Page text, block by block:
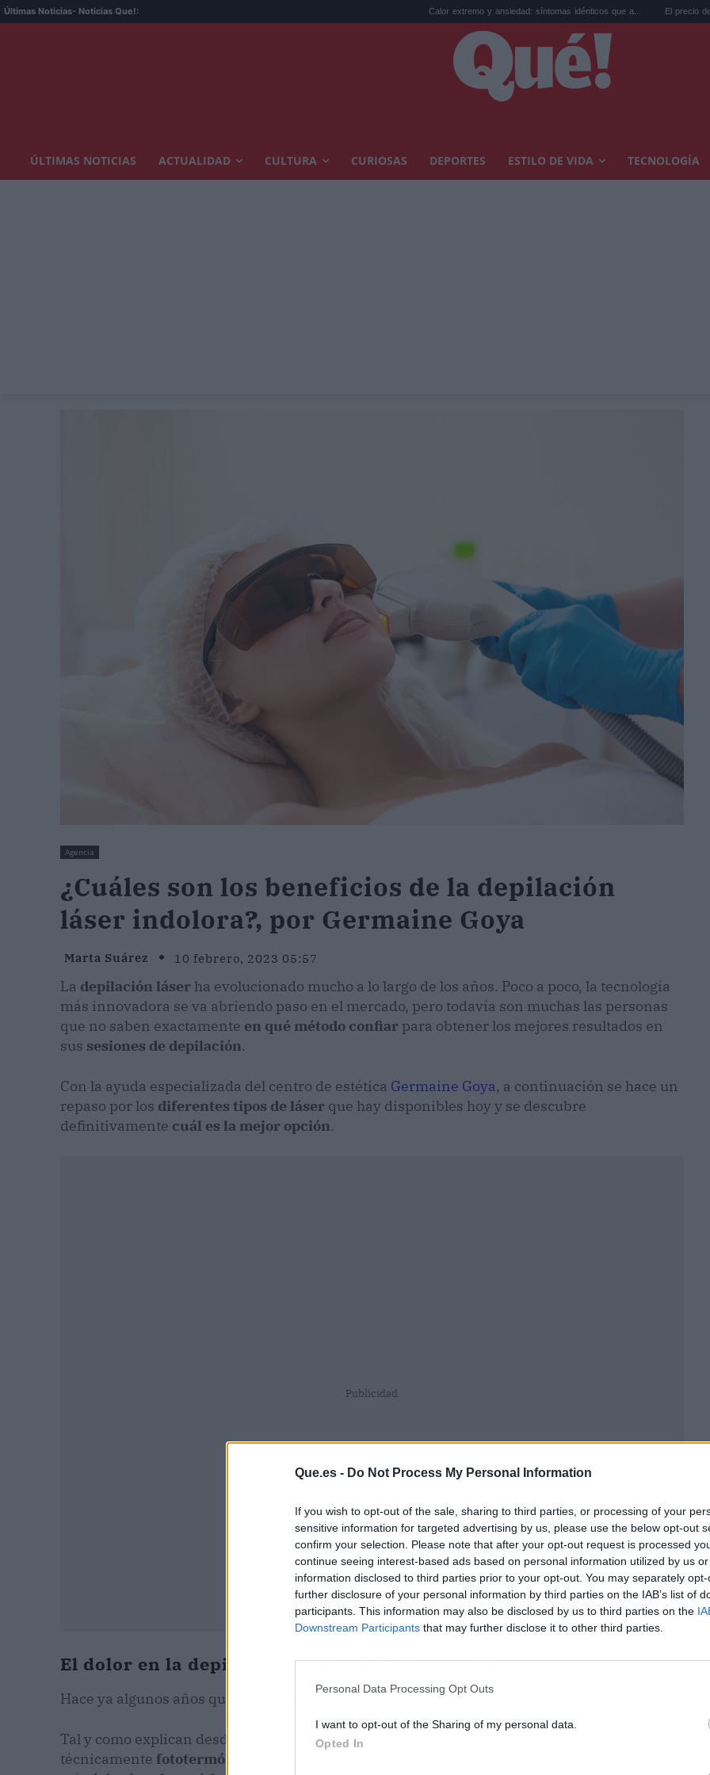
Que.es - Do Not Process My Personal Information
If you wish to opt-out of the sale, sharing to third parties, or processing of your
sensitive information for targeted advertising by us, please use the below opt-out
confirm your selection. Please note that after your opt-out request is processed
continue seeing interest-based ads based on personal information utilized by us
information disclosed to third parties prior to your opt-out. You may separately
further disclosure of your personal information by third parties on the IAB’s list of
participants. This information may also be disclosed by us to third parties on the
Downstream Participants that may further disclose it to other third parties.
Personal Data Processing Opt Outs
I want to opt-out of the Sharing of my personal data.
Opted In
Últimas Noticias- Noticias Que!: Calor extremo y ansiedad: síntomas idénticos que a... El precio de la vivienda en
ÚLTIMAS NOTICIAS ACTUALIDAD CULTURA CURIOSAS DEPORTES ESTILO DE VIDA TECNOLOGÍA
Agencia
¿Cuáles son los beneficios de la depilación
láser indolora?, por Germaine Goya
Marta Suárez 10 febrero, 2023 05:57
La depilación láser ha evolucionado mucho a lo largo de los años. Poco a poco, la tecnología
más innovadora se va abriendo paso en el mercado, pero todavía son muchas las personas
que no saben exactamente en qué método confiar para obtener los mejores resultados en
sus sesiones de depilación.
Con la ayuda especializada del centro de estética Germaine Goya, a continuación se hace un
repaso por los diferentes tipos de láser que hay disponibles hoy y se descubre
definitivamente cuál es la mejor opción.
Publicidad
El dolor en la depilación, una cuestión del pasado
Hace ya algunos años que la depilación puede ser más suave y placentera que dolorosa.
Tal y como explican desde Germaine Goya, la tecnología convencional (denominada
técnicamente fototermólisis selectiva